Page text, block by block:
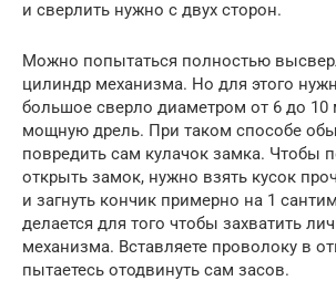
и сверлить нужно с двух сторон.
Можно попытаться полностью
цилиндр механизма. Но для этого
большое сверло диаметром от 6 до
мощную дрель. При таком способе
повредить сам кулачок замка. Чтобы
открыть замок, нужно взять кусок
и загнуть кончик примерно на 1
делается для того чтобы захватить
механизма. Вставляете проволоку в
пытаетесь отодвинуть сам засов.